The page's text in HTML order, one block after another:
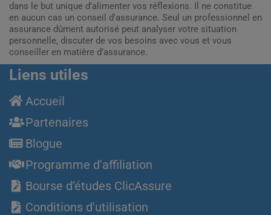
dans le but unique d’alimenter vos réflexions. Il ne constitue
en aucun cas un conseil d'assurance. Seul un professionnel en
assurance dûment autorisé peut analyser votre situation
personnelle, discuter de vos besoins avec vous et vous
conseiller en matière d’assurance.
Liens utiles
Accueil
Partenaires
Blogue
Programme d'affiliation
Bourse d’études ClicAssure
Conditions d'utilisation